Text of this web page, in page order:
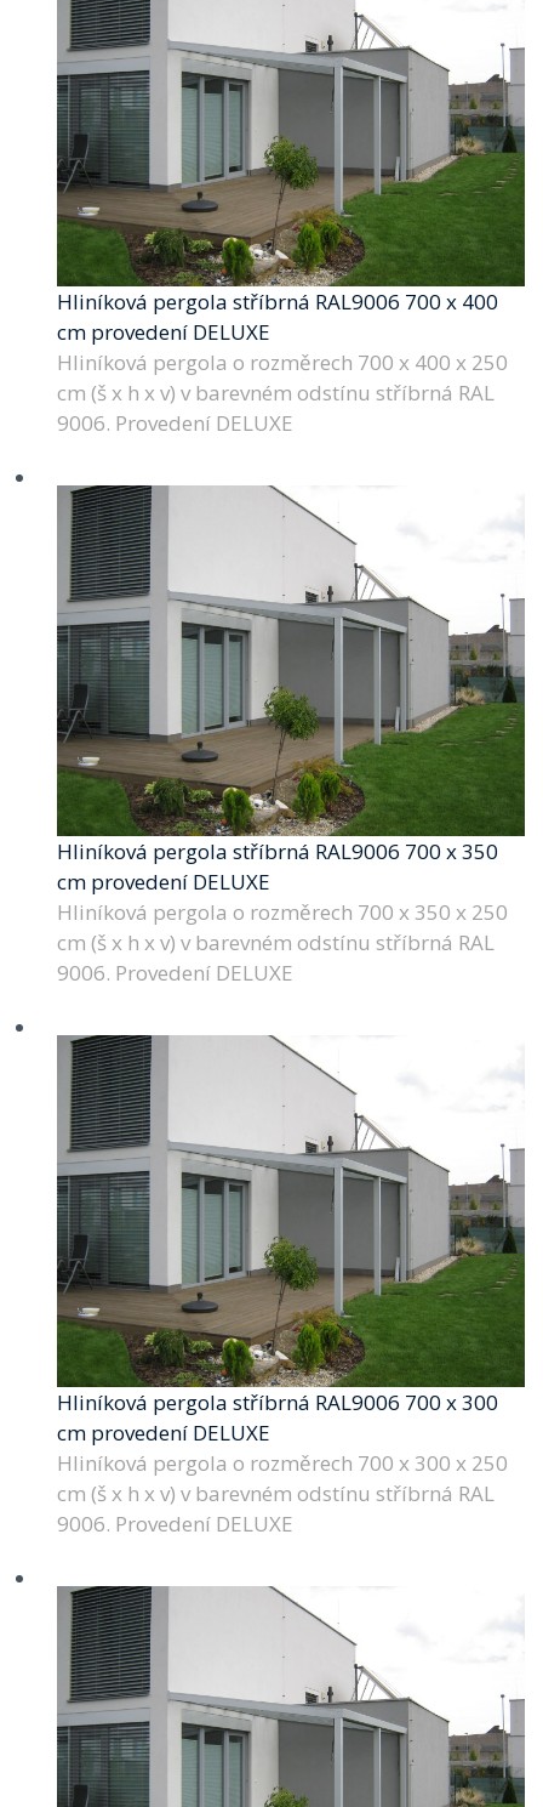
Hliníková pergola stříbrná RAL9006 700 x 400
cm provedení DELUXE
Hliníková pergola o rozměrech 700 x 400 x 250
cm (š x h x v) v barevném odstínu stříbrná RAL
9006. Provedení DELUXE
Hliníková pergola stříbrná RAL9006 700 x 350
cm provedení DELUXE
Hliníková pergola o rozměrech 700 x 350 x 250
cm (š x h x v) v barevném odstínu stříbrná RAL
9006. Provedení DELUXE
Hliníková pergola stříbrná RAL9006 700 x 300
cm provedení DELUXE
Hliníková pergola o rozměrech 700 x 300 x 250
cm (š x h x v) v barevném odstínu stříbrná RAL
9006. Provedení DELUXE